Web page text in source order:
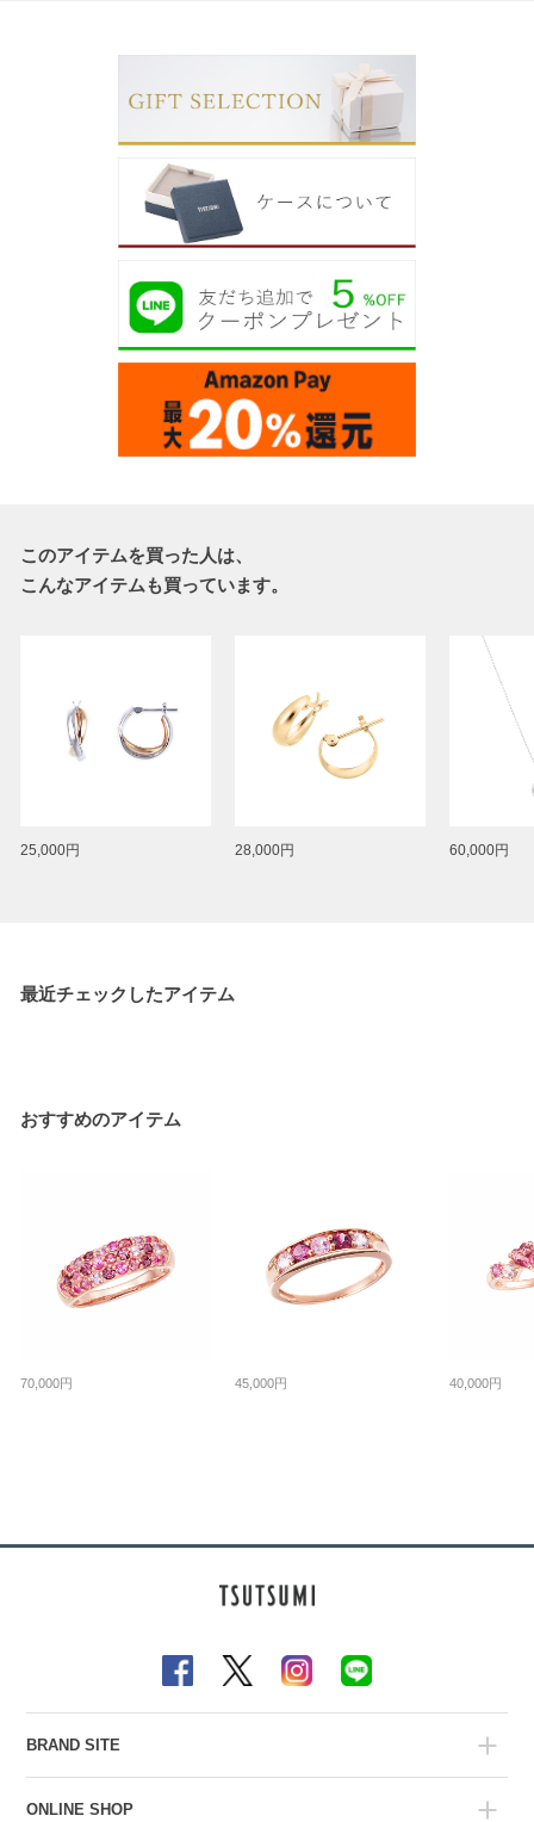
このアイテムを買った人は、
こんなアイテムも買っています。
25,000円 28,000円 60,000円
最近チェックしたアイテム
おすすめのアイテム
70,000円 45,000円 40,000円
BRAND SITE
ONLINE SHOP